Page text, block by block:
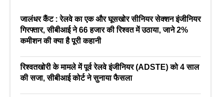
जालंधर कैंट : रेलवे का एक और घूसखोर सीनियर सेक्शन इंजीनियर
गिरफ्तार, सीबीआई ने 66 हजार की रिश्वत में उठाया, जाने 2%
कमीशन की क्या है पूरी कहानी
रिश्वतखोरी के मामले में पूर्व रेलवे इंजीनियर (ADSTE) को 4 साल
की सजा, सीबीआई कोर्ट ने सुनाया फैसला